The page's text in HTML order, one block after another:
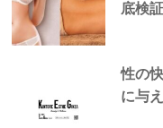
底検証
性の
に与